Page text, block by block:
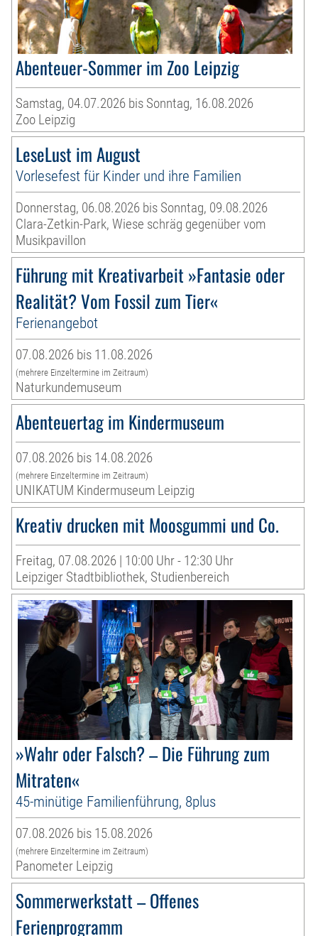
Abenteuer-Sommer im Zoo Leipzig
Samstag, 04.07.2026 bis Sonntag, 16.08.2026
Zoo Leipzig
LeseLust im August
Vorlesefest für Kinder und ihre Familien
Donnerstag, 06.08.2026 bis Sonntag, 09.08.2026
Clara-Zetkin-Park, Wiese schräg gegenüber vom
Musikpavillon
Führung mit Kreativarbeit »Fantasie oder
Realität? Vom Fossil zum Tier«
Ferienangebot
07.08.2026 bis 11.08.2026
(mehrere Einzeltermine im Zeitraum)
Naturkundemuseum
Abenteuertag im Kindermuseum
07.08.2026 bis 14.08.2026
(mehrere Einzeltermine im Zeitraum)
UNIKATUM Kindermuseum Leipzig
Kreativ drucken mit Moosgummi und Co.
Freitag, 07.08.2026 | 10:00 Uhr - 12:30 Uhr
Leipziger Stadtbibliothek, Studienbereich
»Wahr oder Falsch? – Die Führung zum
Mitraten«
45-minütige Familienführung, 8plus
07.08.2026 bis 15.08.2026
(mehrere Einzeltermine im Zeitraum)
Panometer Leipzig
Sommerwerkstatt – Offenes
Ferienprogramm